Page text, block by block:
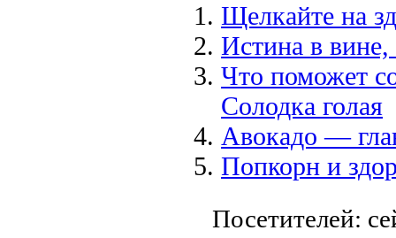
Щелкайте на
Истина в вине,
Что поможет
Солодка голая
Авокадо —
Попкорн и
Посетителей: